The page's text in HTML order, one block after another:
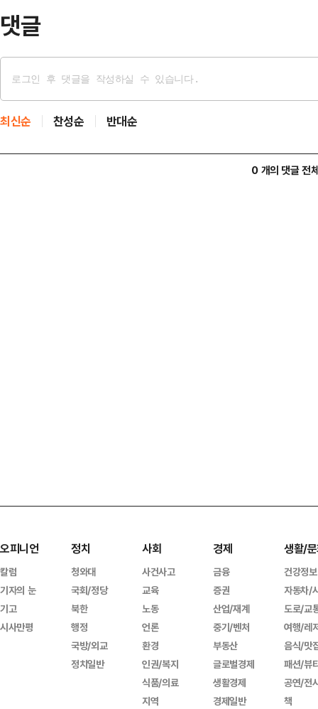
댓글
최신순 찬성순 반대순
0 개의 댓글 전
오피니언
칼럼
기자의 눈
기고
시사만평
정치
청와대
국회/정당
북한
행정
국방/외교
정치일반
사회
사건사고
교육
노동
언론
환경
인권/복지
식품/의료
지역
경제
금융
증권
산업/재계
중기/벤처
부동산
글로벌경제
생활경제
경제일반
생활/
건강정보
자동차/
도로/교
여행/레
음식/맛
패션/뷰
공연/전
책